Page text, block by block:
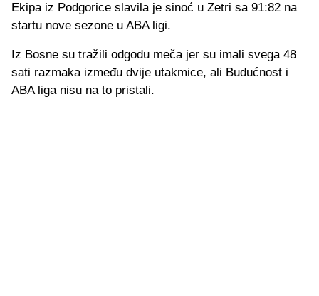
Ekipa iz Podgorice slavila je sinoć u Zetri sa 91:82 na
startu nove sezone u ABA ligi.
Iz Bosne su tražili odgodu meča jer su imali svega 48
sati razmaka između dvije utakmice, ali Budućnost i
ABA liga nisu na to pristali.